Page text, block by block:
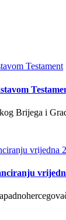
Brijega i